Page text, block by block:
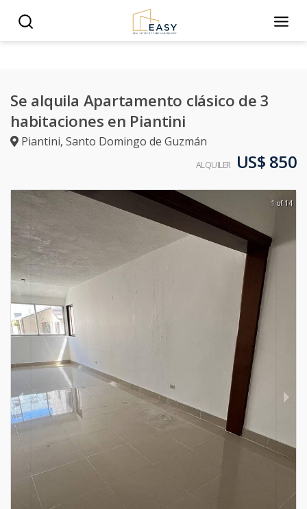
Se alquila Apartamento clásico de 3
habitaciones en Piantini
Piantini, Santo Domingo de Guzmán
ALQUILER US$ 850
1 of 14